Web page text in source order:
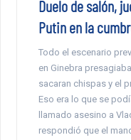
Duelo de salón,
Putin en la
Todo el escenario
en Ginebra
sacaran chispas y el
Eso era lo que se
llamado asesino a
respondió que el